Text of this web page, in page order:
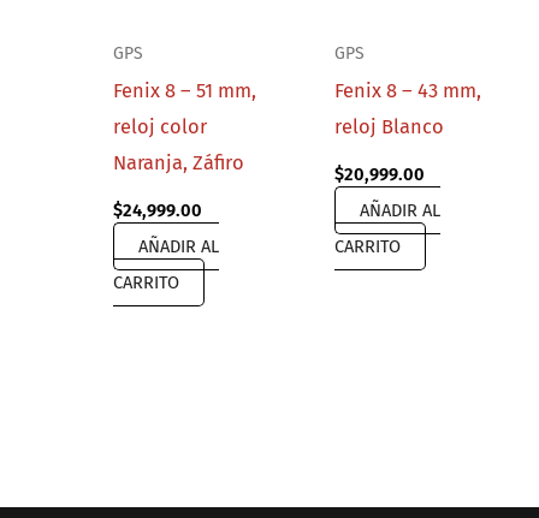
GPS
Fenix 8 – 51 mm,
reloj color
Naranja, Záfiro
$24,999.00
AÑADIR AL
CARRITO
GPS
Fenix 8 – 43 mm,
reloj Blanco
$20,999.00
AÑADIR AL
CARRITO